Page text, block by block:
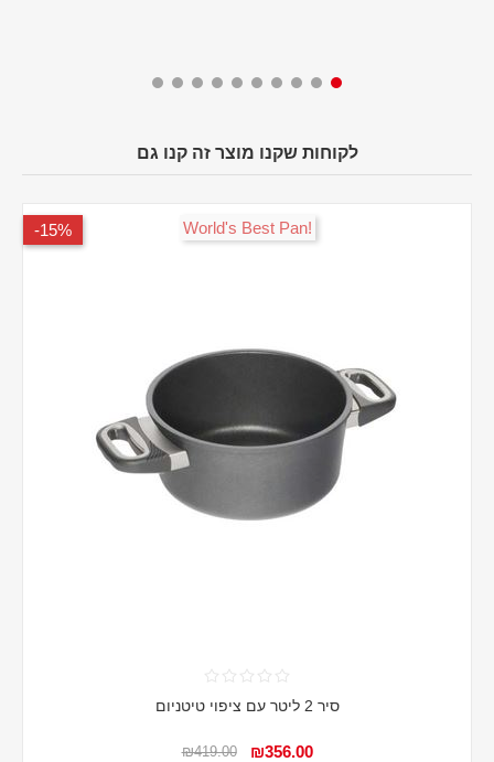
לקוחות שקנו מוצר זה קנו גם
15%- !World's Best Pan
סיר 2 ליטר עם ציפוי טיטניום
₪356.00
₪419.00